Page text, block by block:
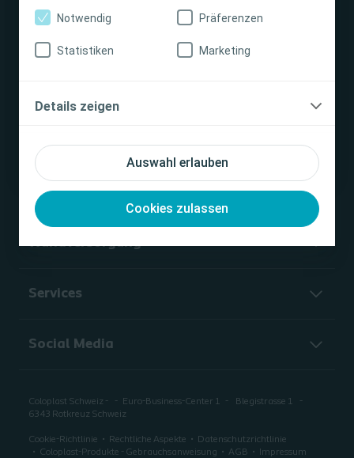
Auswahl erlauben
Cookies zulassen
Notwendig Präferenzen
Statistiken Marketing
Details zeigen
Vorsichtsmassnahmen und Warnhinweisen,
finden Sie in der Gebrauchsanweisung (IFU) des
Produkts, die vor der Verwendung sorgfältig zu
Ich bin eine medizinische Fachkraft
Darmmanagement
Unternehmen
Blasenmanagement
Wundversorgung
Services
Social Media
Coloplast Schweiz - Euro-Business-Center 1
Blegistrasse 1
6343 Rotkreuz Schweiz
Cookie-Richtlinie Rechtliche Aspekte
Datenschutzrichtlinie
Coloplast-Produkte - Gebrauchsanweisung
AGB Impressum